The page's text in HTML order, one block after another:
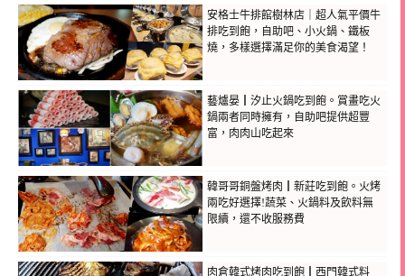
安格士牛排館樹林店｜超人氣平價牛
排吃到飽，自助吧、小火鍋、鐵板
燒，多樣選擇滿足你的美食渴望！
藝爐晏┃汐止火鍋吃到飽。賞畫吃火
鍋兩者同時擁有，自助吧提供超豐
富，肉肉山吃起來
韓哥哥銅盤烤肉┃新莊吃到飽。火烤
兩吃好選擇!蔬菜、火鍋料及飲料無
限續，還不收服務費
肉倉韓式烤肉吃到飽┃西門韓式料